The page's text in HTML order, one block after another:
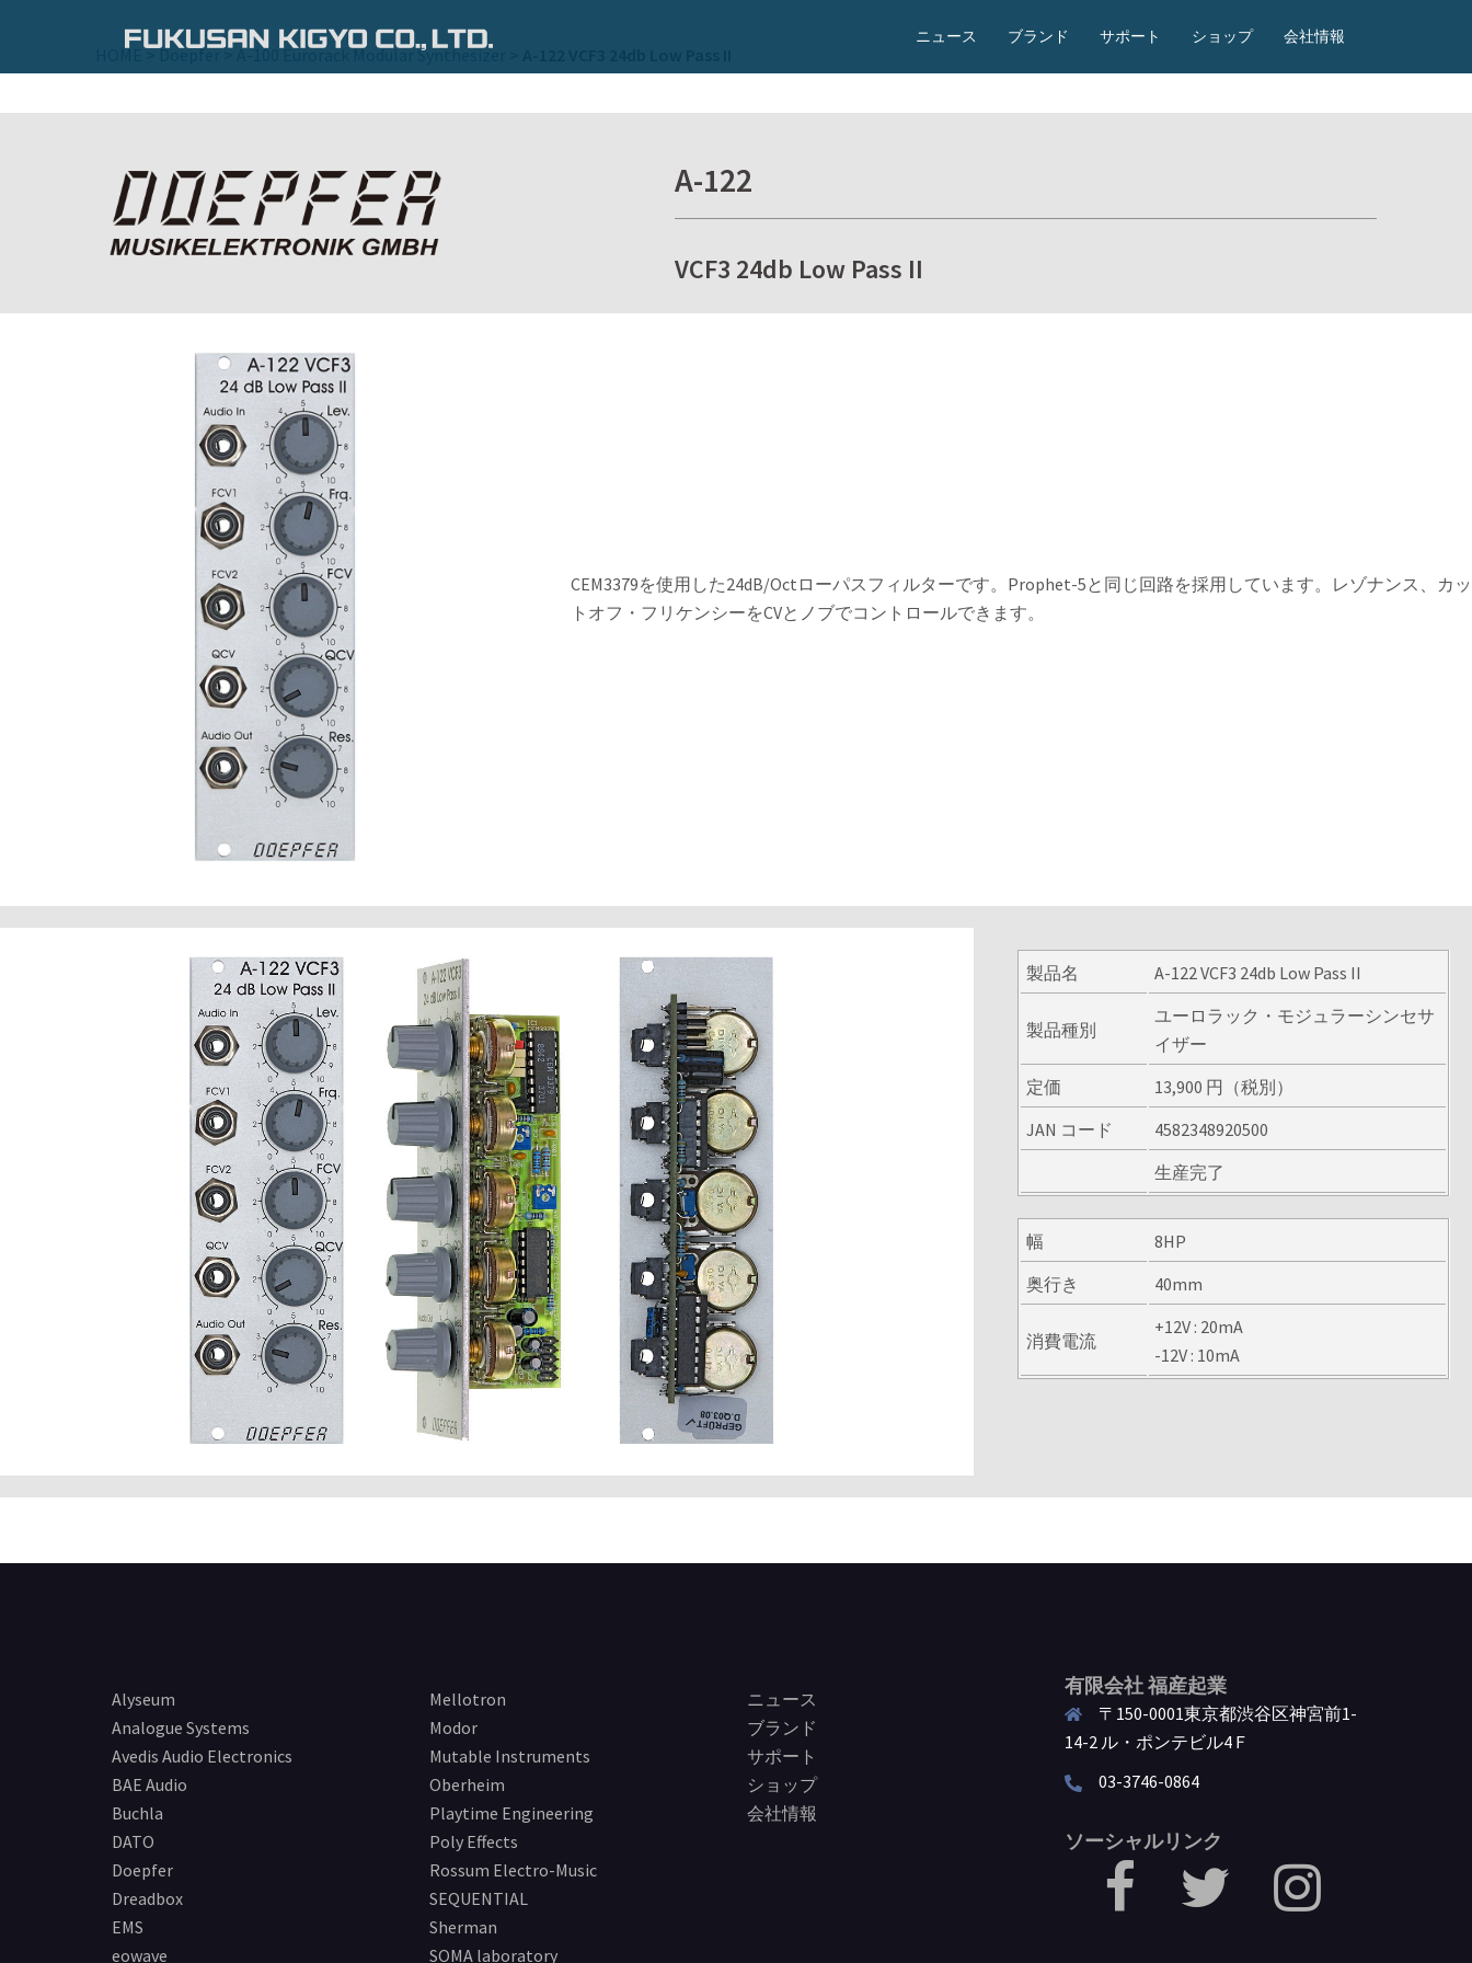
テ
ニュース ブランド サポート ショップ 会社情報
HOME >Doepfer> A-100 Eurorack Modular Synthesizer
A-122
VCF3 24db Low Pass II
CEM3379を使用した24dB/Octローパスフィルターです。Prophet-5と同じ回路を採用しています。レゾナンス、カッ
トオフ・フリケンシーをCVとノブでコントロールできます。
製品名 A-122 VCF3 24db Low Pass II
製品種別
ユーロラック・モジュラーシンセサ
イザー
定価
13,900 円（税別）
JAN コード
4582348920500
生産完了
幅
8HP
奥行き
40mm
消費電流
+12V : 20mA
-12V : 10mA
Alyseum
Analogue Systems
Avedis Audio Electronics
BAE Audio
Buchla
DATO
Doepfer
Dreadbox
EMS
eowave
Mellotron
Modor
Mutable Instruments
Oberheim
Playtime Engineering
Poly Effects
Rossum Electro-Music
SEQUENTIAL
Sherman
SOMA laboratory
ニュース
ブランド
サポート
ショップ
会社情報
有限会社 福産起業
〒150-0001東京都渋谷区神宮前1-
14-2 ル・ポンテビル4Ｆ
03-3746-0864
ソーシャルリンク
facebook Twitter